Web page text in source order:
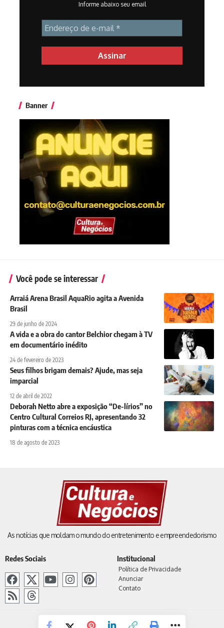
Informe abaixo seu email
Banner
Você pode se interessar
Arraiá Arena Brasil AquaRio agita a Avenida
Brasil
29 de junho de 2024
A vida e a obra do cantor Belchior chegam à TV
em documentário inédito
24 de fevereiro de 2023
Seus filhos brigam demais? Ajude, mas seja
imparcial
12 de abril de 2022
Deborah Netto abre a exposição “De-lírios” no
Centro Cultural Correios RJ, apresentando 32
pinturas com a técnica encáustica
18 de agosto de 2023
As notícias que moldam o mundo do entretenimento e empreendedorismo
Redes Sociais Institucional
Política de Privacidade
Anunciar
Contato